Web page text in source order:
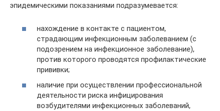
эпидемическими показаниями подразумевается:
нахождение в контакте с пациентом,
страдающим инфекционным заболеванием (с
подозрением на инфекционное заболевание),
против которого проводятся профилактические
прививки;
наличие при осуществлении профессиональной
деятельности риска инфицирования
возбудителями инфекционных заболеваний,